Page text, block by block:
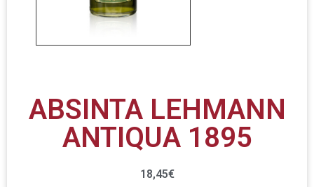
ABSINTA LEHMANN
ANTIQUA 1895
18,45€